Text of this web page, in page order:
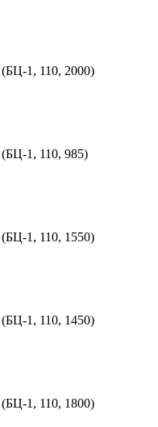
1, 110, 2000)
1, 110, 985)
1, 110, 1550)
1, 110, 1450)
1, 110, 1800)